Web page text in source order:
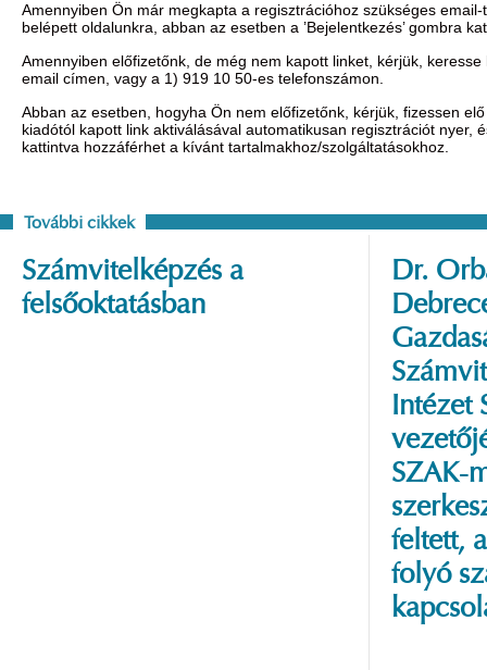
Amennyiben Ön már megkapta a regisztrációhoz szükséges
belépett oldalunkra, abban az esetben a ’Bejelentkezés’ gombra
Amennyiben előfizetőnk, de még nem kapott linket, kérjük,
email címen, vagy a 1) 919 10 50-es telefonszámon.
Abban az esetben, hogyha Ön nem előfizetőnk, kérjük, fizessen
kiadótól kapott link aktiválásával automatikusan regisztrációt nyer,
kattintva hozzáférhet a kívánt tartalmakhoz/szolgáltatásokhoz.
További cikkek
Számvitelképzés a
felsőoktatásban
Dr.
Intézet
SZAK-
feltett,
folyó